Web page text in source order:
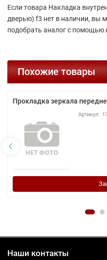
Если товара Накладка
дверью) f3 нет в наличии, вы
подобрать аналог с помощью
Похожие товары
Прокладка зеркала
Наши контакты